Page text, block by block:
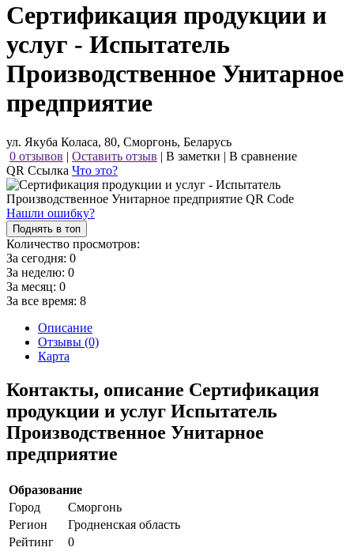
Сертификация продукции и
услуг - Испытатель
Производственное Унитарное
предприятие
ул. Якуба Коласа, 80, Сморгонь, Беларусь
0 отзывов | Оставить отзыв | В заметки | В сравнение
QR Ссылка Что это?
Нашли ошибку?
Поднять в топ
Количество просмотров:
За сегодня: 0
За неделю: 0
За месяц: 0
За все время: 8
Описание
Отзывы (0)
Карта
Контакты, описание Сертификация
продукции и услуг Испытатель
Производственное Унитарное
предприятие
Образование
Город
Сморгонь
Регион
Гродненская область
Рейтинг
0